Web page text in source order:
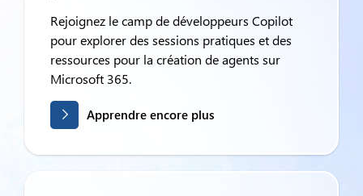
Rejoignez le camp de développeurs Copilot
pour explorer des sessions pratiques et des
ressources pour la création de agents sur
Microsoft 365.
Apprendre encore plus